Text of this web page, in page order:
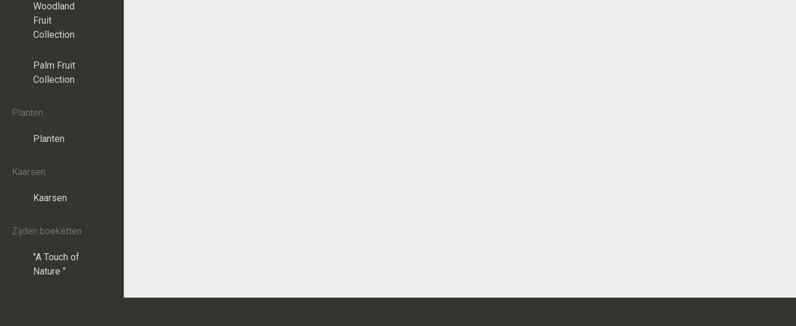
Woodland
Fruit
Collection
Palm Fruit
Collection
Planten
Planten
Kaarsen
Kaarsen
Zijden boeketten
"A Touch of
Nature "